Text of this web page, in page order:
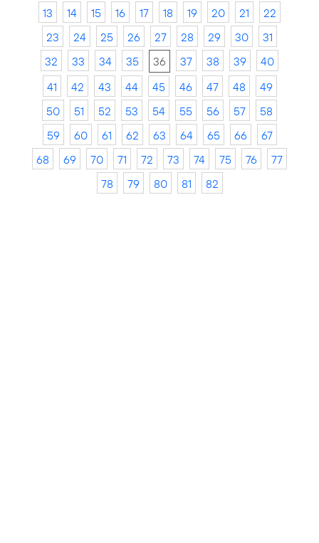
13
14 15 16 17 18 19 20 21
22
23
24 25 26 27 28 29 30
31
32
33 34 35 36 37 38 39
40
41
42 43 44 45 46 47 48
49
50
51 52 53 54 55 56 57
58
59
60 61 62 63 64 65 66
67
68
69 70 71 72 73 74 75 76
77
78
79 80 81 82